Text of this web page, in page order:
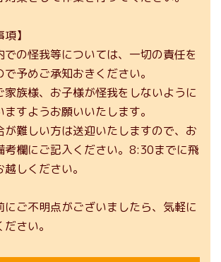
】
での怪我等については、一切の責任を
予めご承知おきください。
家族様、お子様が怪我をしないように
すようお願いいたします。
が難しい方は送迎いたしますので、お
考欄にご記入ください。8:30までに飛
しください。
にご不明点がございましたら、気軽に
さい。